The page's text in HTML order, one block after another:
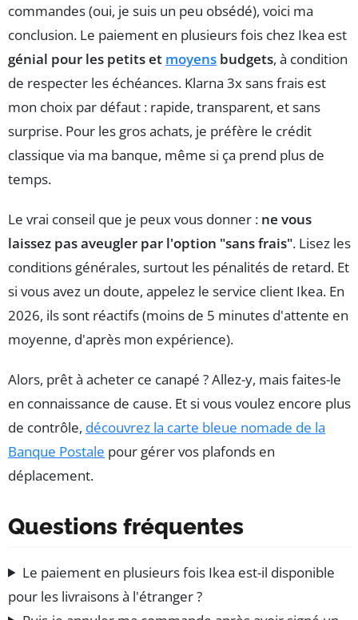
commandes (oui, je suis un peu obsédé), voici ma
conclusion. Le paiement en plusieurs fois chez Ikea est
génial pour les petits et moyens budgets, à condition
de respecter les échéances. Klarna 3x sans frais est
mon choix par défaut : rapide, transparent, et sans
surprise. Pour les gros achats, je préfère le crédit
classique via ma banque, même si ça prend plus de
temps.
Le vrai conseil que je peux vous donner : ne vous
laissez pas aveugler par l'option "sans frais". Lisez les
conditions générales, surtout les pénalités de retard. Et
si vous avez un doute, appelez le service client Ikea. En
2026, ils sont réactifs (moins de 5 minutes d'attente en
moyenne, d'après mon expérience).
Alors, prêt à acheter ce canapé ? Allez-y, mais faites-le
en connaissance de cause. Et si vous voulez encore plus
de contrôle, découvrez la carte bleue nomade de la
Banque Postale pour gérer vos plafonds en
déplacement.
Questions fréquentes
Le paiement en plusieurs fois Ikea est-il disponible
pour les livraisons à l'étranger ?